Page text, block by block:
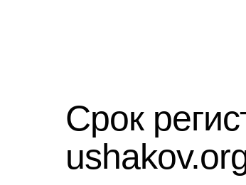
Срок